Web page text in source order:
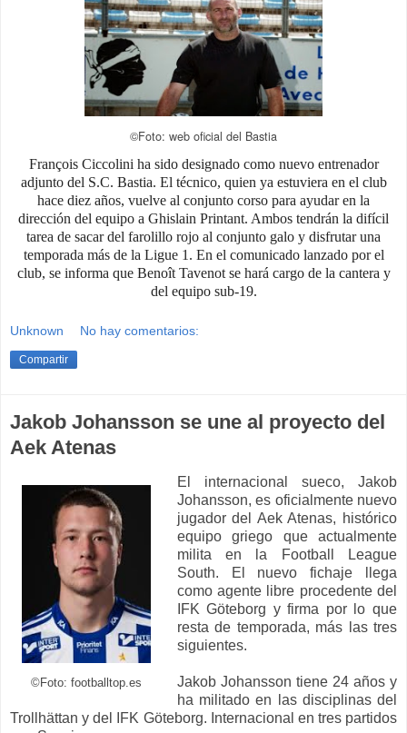
©Foto: web oficial del Bastia
François Ciccolini ha sido designado como nuevo entrenador
adjunto del S.C. Bastia. El técnico, quien ya estuviera en el club
hace diez años, vuelve al conjunto corso para ayudar en la
dirección del equipo a Ghislain Printant. Ambos tendrán la difícil
tarea de sacar del farolillo rojo al conjunto galo y disfrutar una
temporada más de la Ligue 1. En el comunicado lanzado por el
club, se informa que Benoît Tavenot se hará cargo de la cantera y
del equipo sub-19.
Unknown No hay comentarios:
Compartir
Jakob Johansson se une al proyecto del
Aek Atenas
©Foto: footballtop.es
El internacional sueco, Jakob
Johansson, es oficialmente nuevo
jugador del Aek Atenas, histórico
equipo griego que actualmente
milita en la Football League
South. El nuevo fichaje llega
como agente libre procedente del
IFK Göteborg y firma por lo que
resta de temporada, más las tres
siguientes.
Jakob Johansson tiene 24 años y
ha militado en las disciplinas del
Trollhättan y del IFK Göteborg. Internacional en tres partidos